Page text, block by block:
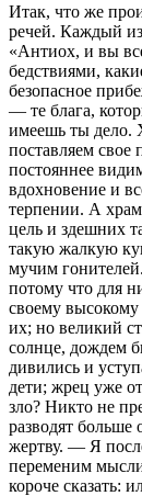
Итак, что же
речей. Каждый из
«Антиох, и вы
бедствиями,
безопасное
— те блага,
имеешь ты дело.
поставляем
постояннее
вдохновение и
терпении. А
цель и здешних
такую жалкую
мучим
потому что для
своему
их; но великий
солнце, дождем
дивились и
дети; жрец уже
зло? Никто не
разводят
жертву. — Я
переменим
короче сказать: